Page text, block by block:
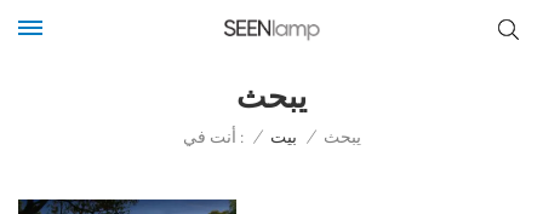
يبحث
أنت في : / بيت / يبحث